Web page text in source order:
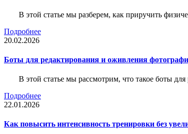
В этой статье мы разберем, как приручить
Подробнее
20.02.2026
Боты для редактирования и оживления
В этой статье мы рассмотрим, что такое боты
Подробнее
22.01.2026
Как повысить интенсивность тренировки без